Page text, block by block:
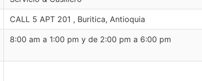
CALL 5 APT 201 , Buritica, Antioquia
8:00 am a 1:00 pm y de 2:00 pm a 6:00 pm